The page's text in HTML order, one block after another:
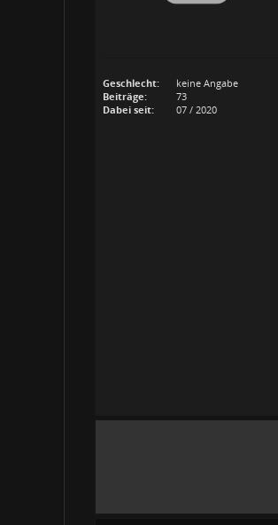
Geschlecht:
keine Angabe
Beiträge:
73
Dabei seit:
07 / 2020